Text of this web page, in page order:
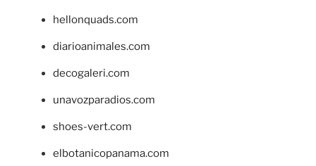
hellonquads.com
diarioanimales.com
decogaleri.com
unavozparadios.com
shoes-vert.com
elbotanicopanama.com